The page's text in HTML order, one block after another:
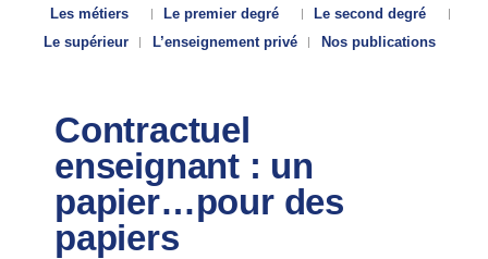
Les métiers
Le premier degré
Le second degré
Le supérieur
L’enseignement privé Nos publications
Contractuel
enseignant : un
papier…pour des
papiers